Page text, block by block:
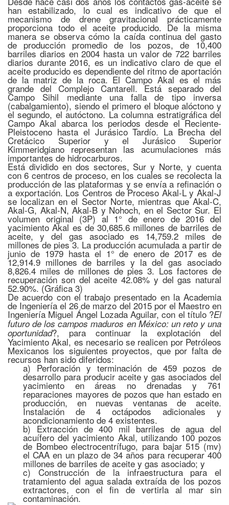
han estabilizado, lo cual es indicativo de que el
mecanismo de drene gravitacional prácticamente
proporciona todo el aceite producido. De la misma
manera se observa cómo la caída continua del gasto
de producción promedio de los pozos, de 10,400
barriles diarios en 2004 hasta un valor de 722 barriles
diarios durante 2016, es un indicativo claro de que el
aceite producido es dependiente del ritmo de aportación
de la matriz de la roca. El Campo Akal es el más
grande del Complejo Cantarell. Está separado del
Campo Sihil mediante una falla de tipo inversa
(cabalgamiento), siendo el primero el bloque alóctono y
el segundo, el autóctono. La columna estratigráfica del
Campo Akal abarca los periodos desde el Reciente-
Pleistoceno hasta el Jurásico Tardío. La Brecha del
Cretácico Superior y el Jurásico Superior
Kimmeridgiano representan las acumulaciones más
importantes de hidrocarburos.
Está dividido en dos sectores, Sur y Norte, y cuenta
con 6 centros de proceso, en los cuales se recolecta la
producción de las plataformas y se envía a refinación o
a exportación. Los Centros de Proceso Akal-L y Akal-J
se localizan en el Sector Norte, mientras que Akal-C,
Akal-G, Akal-N, Akal-B y Nohoch, en el Sector Sur. El
volumen original (3P) al 1° de enero de 2016 del
yacimiento Akal es de 30,685.6 millones de barriles de
aceite, y del gas asociado es 14,759.2 miles de
millones de pies 3. La producción acumulada a partir de
junio de 1979 hasta el 1° de enero de 2017 es de
12,914.9 millones de barriles y la del gas asociado
8,826.4 miles de millones de pies 3. Los factores de
recuperación son del aceite 42.08% y del gas natural
52.90%. (Gráfica 3)
De acuerdo con el trabajo presentado en la Academia
de Ingeniería el 26 de marzo del 2015 por el Maestro en
Ingeniería Miguel Ángel Lozada Aguilar, con el título ?El
futuro de los campos maduros en México: un reto y una
oportunidad?, para continuar la explotación del
Yacimiento Akal, es necesario se realicen por Petróleos
Mexicanos los siguientes proyectos, que por falta de
recursos han sido diferidos:
a) Perforación y terminación de 459 pozos de
desarrollo para producir aceite y gas asociados del
yacimiento en áreas no drenadas y 761
reparaciones mayores de pozos que han estado en
producción, en nuevas ventanas de aceite.
Instalación de 4 octápodos adicionales y
acondicionamiento de 4 existentes.
b) Extracción de 400 mil barriles de agua del
acuífero del yacimiento Akal, utilizando 100 pozos
de Bombeo electrocentrífugo, para bajar 515 (mv)
el CAA en un plazo de 34 años para recuperar 400
millones de barriles de aceite y gas asociado; y
c) Construcción de la infraestructura para el
tratamiento del agua salada extraída de los pozos
extractores, con el fin de vertirla al mar sin
contaminación.